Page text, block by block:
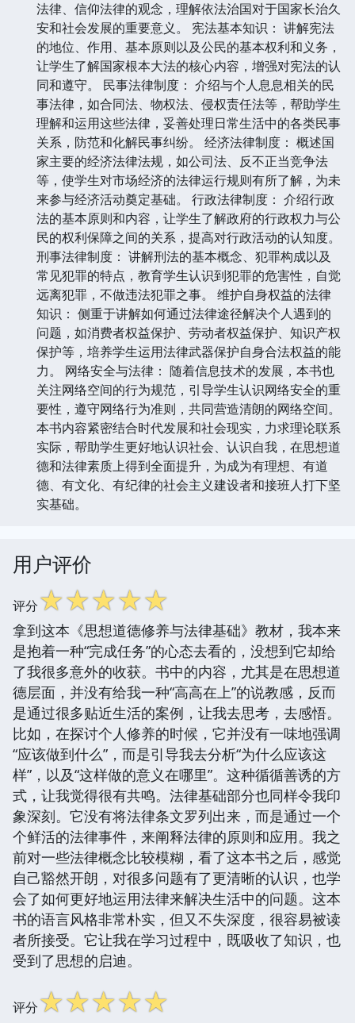
法律、信仰法律的观念，理解依法治国对于国家长治久
安和社会发展的重要意义。 宪法基本知识： 讲解宪法
的地位、作用、基本原则以及公民的基本权利和义务，
让学生了解国家根本大法的核心内容，增强对宪法的认
同和遵守。 民事法律制度： 介绍与个人息息相关的民
事法律，如合同法、物权法、侵权责任法等，帮助学生
理解和运用这些法律，妥善处理日常生活中的各类民事
关系，防范和化解民事纠纷。 经济法律制度： 概述国
家主要的经济法律法规，如公司法、反不正当竞争法
等，使学生对市场经济的法律运行规则有所了解，为未
来参与经济活动奠定基础。 行政法律制度： 介绍行政
法的基本原则和内容，让学生了解政府的行政权力与公
民的权利保障之间的关系，提高对行政活动的认知度。
刑事法律制度： 讲解刑法的基本概念、犯罪构成以及
常见犯罪的特点，教育学生认识到犯罪的危害性，自觉
远离犯罪，不做违法犯罪之事。 维护自身权益的法律
知识： 侧重于讲解如何通过法律途径解决个人遇到的
问题，如消费者权益保护、劳动者权益保护、知识产权
保护等，培养学生运用法律武器保护自身合法权益的能
力。 网络安全与法律： 随着信息技术的发展，本书也
关注网络空间的行为规范，引导学生认识网络安全的重
要性，遵守网络行为准则，共同营造清朗的网络空间。
本书内容紧密结合时代发展和社会现实，力求理论联系
实际，帮助学生更好地认识社会、认识自我，在思想道
德和法律素质上得到全面提升，为成为有理想、有道
德、有文化、有纪律的社会主义建设者和接班人打下坚
实基础。
用户评价
评分☆☆☆☆☆
拿到这本《思想道德修养与法律基础》教材，我本来
是抱着一种“完成任务”的心态去看的，没想到它却给
了我很多意外的收获。书中的内容，尤其是在思想道
德层面，并没有给我一种“高高在上”的说教感，反而
是通过很多贴近生活的案例，让我去思考，去感悟。
比如，在探讨个人修养的时候，它并没有一味地强调
“应该做到什么”，而是引导我去分析“为什么应该这
样”，以及“这样做的意义在哪里”。这种循循善诱的方
式，让我觉得很有共鸣。法律基础部分也同样令我印
象深刻。它没有将法律条文罗列出来，而是通过一个
个鲜活的法律事件，来阐释法律的原则和应用。我之
前对一些法律概念比较模糊，看了这本书之后，感觉
自己豁然开朗，对很多问题有了更清晰的认识，也学
会了如何更好地运用法律来解决生活中的问题。这本
书的语言风格非常朴实，但又不失深度，很容易被读
者所接受。它让我在学习过程中，既吸收了知识，也
受到了思想的启迪。
评分☆☆☆☆☆